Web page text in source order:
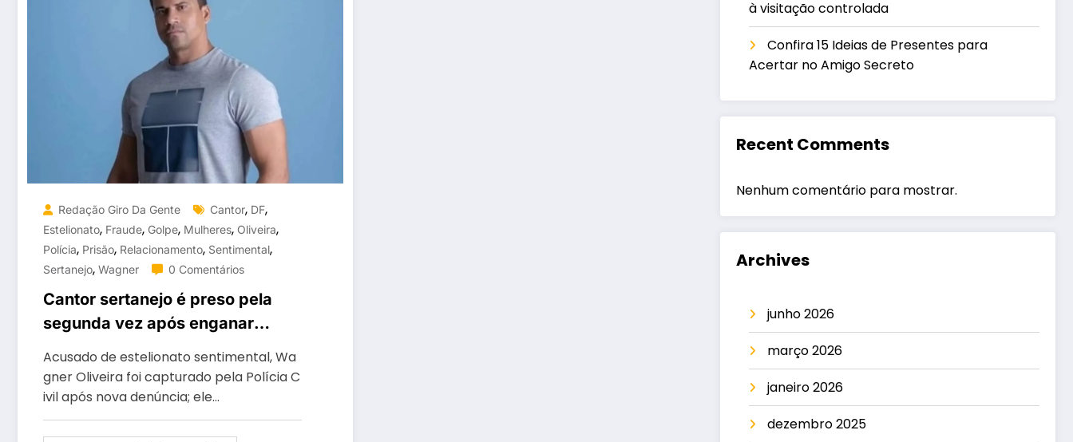
Redação Giro Da Gente Cantor, DF,
Estelionato, Fraude, Golpe, Mulheres, Oliveira,
Polícia, Prisão, Relacionamento, Sentimental,
Sertanejo, Wagner 0 Comentários
Cantor sertanejo é preso pela
segunda vez após enganar
mulheres com “golpe do amor”
no DF
Acusado de estelionato sentimental, Wa
gner Oliveira foi capturado pela Polícia C
ivil após nova denúncia; ele…
à visitação controlada
Confira 15 Ideias de Presentes para
Acertar no Amigo Secreto
Recent Comments
Nenhum comentário para mostrar.
Archives
junho 2026
março 2026
janeiro 2026
dezembro 2025